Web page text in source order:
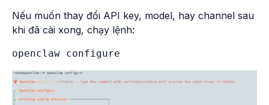
Nếu muốn thay đổi API key, model, hay channel sau
khi đã cài xong, chạy lệnh: